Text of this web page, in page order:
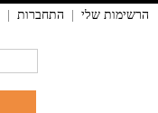
הרשימות שלי התחברות